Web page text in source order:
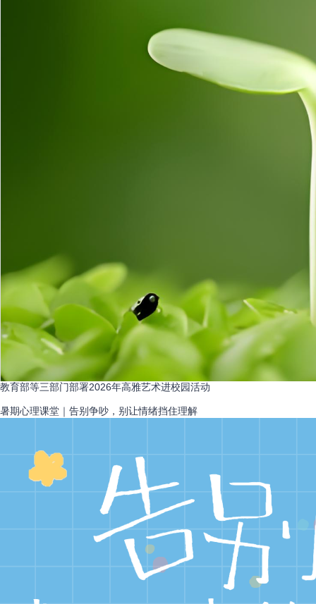
教育部等三部门部署2026年高雅艺术进校园活动
暑期心理课堂｜告别争吵，别让情绪挡住理解